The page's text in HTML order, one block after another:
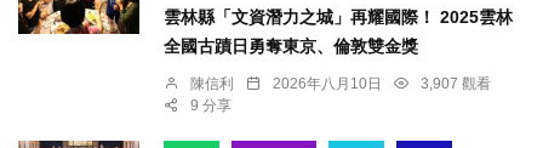
雲林縣「文資潛力之城」再耀國際！ 2025雲林
全國古蹟日勇奪東京、倫敦雙金獎
陳信利 2026年八月10日
3,907 觀看
9 分享